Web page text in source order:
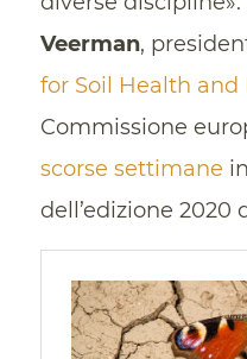
Veerman,
for Soil Health and
Commissione
scorse settimane
dell’edizione 2020